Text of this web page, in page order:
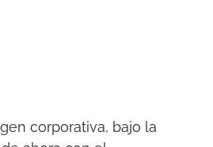
corporativa, bajo la